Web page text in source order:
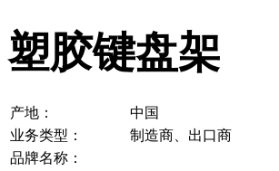
塑胶键盘架
产地：
中国
业务类型：
制造商、出口商
品牌名称：